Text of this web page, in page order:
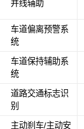
并线辅助
车道偏离预警系
统
车道保持辅助系
统
道路交通标志识
别
主动刹车/主动安